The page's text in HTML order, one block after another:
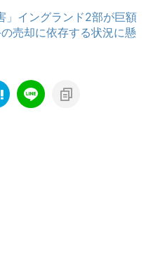
」イングランド2部が巨額
売却に依存する状況に懸